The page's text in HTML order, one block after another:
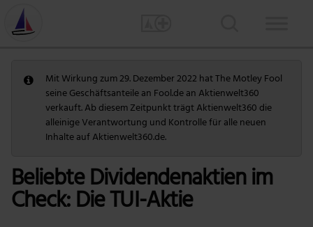
Mit Wirkung zum 29. Dezember 2022 hat The Motley Fool
seine Geschäftsanteile an Fool.de an Aktienwelt360
verkauft. Ab diesem Zeitpunkt trägt Aktienwelt360 die
alleinige Verantwortung und Kontrolle für alle neuen
Inhalte auf Aktienwelt360.de.
Beliebte Dividendenaktien im
Check: Die TUI-Aktie